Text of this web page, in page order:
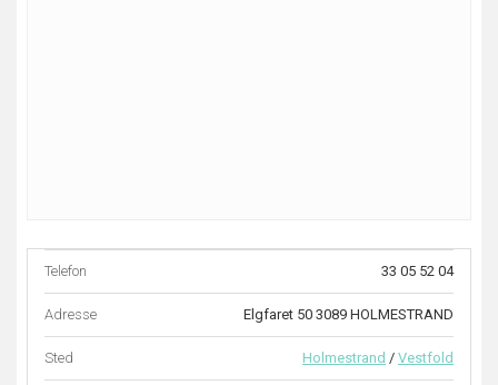
Telefon 33 05 52 04
Adresse Elgfaret 50 3089 HOLMESTRAND
Sted Holmestrand / Vestfold